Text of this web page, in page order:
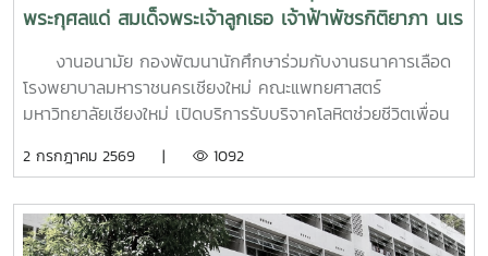
การติดตามดูแลนิสิตอย่างต่อเนื่องสำหรับวันที่สองของการอบรม
มุ่งเน้นการจัดการสถานการณ์วิกฤตในมหาวิทยาลัย เช่น ภาวะ
เสี่ยงต่อการฆ่าตัวตาย การทำร้ายตนเอง ความรุนแรง และการก
ลั่นแกล้งทางไซเบอร์ (Cyberbullying) รวมถึงการออกแบบ
กิจกรรมเชิงป้องกันเพื่อสร้างความยืดหยุ่นทางใจ (Resilience)
ท้ายของการอบรมยังให้ความสำคัญกับการดูแลสุขภาพจิตของ
(Burnout) การพัฒนาทักษะการเมตตาต่อตนเอง (Self-
Compassion) พร้อมเปิดเวที "Mental Health Talk" เพื่อแลก
พระกุศลแด่ สมเด็จพระเจ้าลูกเธอ เจ้าฟ้าพัชรกิติยาภา นเร
นทิราเทพยวดี กรมหลวงราช สาริณีสิริพัชร มหาวัชรราช
ธิดางานอนามัย กองพัฒนานักศึกษาร่วมกับงานธนาคารเลือด
โรงพยาบาลมหาราชนครเชียงใหม่ คณะแพทยศาสตร์
มหาวิทยาลัยเชียงใหม่ เปิดบริการรับบริจาคโลหิตช่วยชีวิตเพื่อน
รกิติยาภา นเรนทิราเทพยวดี กรมหลวงราช สาริณีสิริพัชร มหา
14.00 น. ณ ลานอนันต์ ปัญญาวีร์ อาคารอำนวย ยศสุข
นักศึกษาที่เข้าร่วมบริจาคจะได้ชั่วโมงกิจกรรมด้านจิตอาสา ครั้ง
2 กรกฎาคม 2569 | 1092